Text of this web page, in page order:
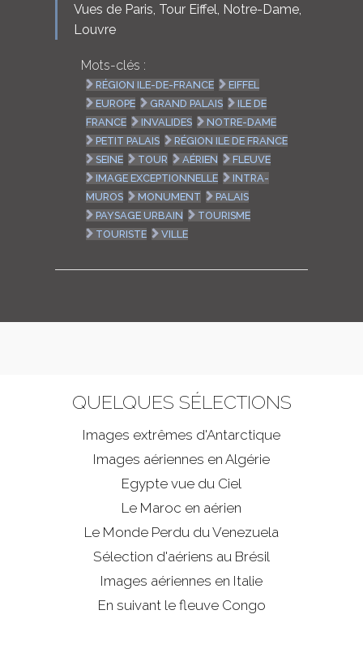
Vues de Paris, Tour Eiffel, Notre-Dame,
Louvre
Mots-clés :
RÉGION ILE-DE-FRANCE
EIFFEL
EUROPE
GRAND PALAIS
ILE DE
FRANCE
INVALIDES
NOTRE-DAME
PETIT PALAIS
RÉGION ILE DE FRANCE
SEINE
TOUR AÉRIEN
FLEUVE
IMAGE EXCEPTIONNELLE
INTRA-
MUROS
MONUMENT
PALAIS
PAYSAGE URBAIN
TOURISME
TOURISTE
VILLE
QUELQUES SÉLECTIONS
Images extrêmes d'Antarctique
Images aériennes en Algérie
Egypte vue du Ciel
Le Maroc en aérien
Le Monde Perdu du Venezuela
Sélection d'aériens au Brésil
Images aériennes en Italie
En suivant le fleuve Congo